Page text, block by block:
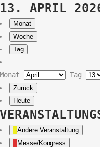
13. APRIL
Monat
Woche
Tag
Monat Tag
Zurück
Heute
Andere Veranstaltung
Messe/Kongress